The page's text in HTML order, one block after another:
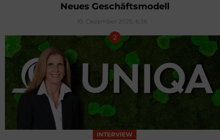
Neues Geschäftsmodell
10. Dezember 2025, 6:36
INTERVIEW